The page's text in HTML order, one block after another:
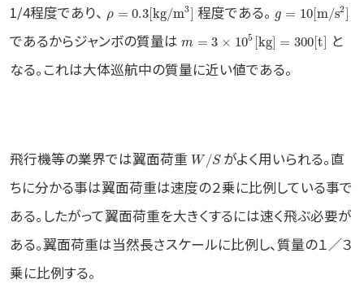
1/4程度であり、 ρ = 0.3[kg/m3] 程度である。 g = 10[m/s2]
であるからジャンボの質量は m = 3 × 105 [kg] = 300[t] と
なる。これは大体巡航中の質量に近い値である。
飛行機等の業界では翼面荷重 W/Sがよく用いられる。直
ちに分かる事は翼面荷重は速度の２乗に比例している事で
ある。したがって翼面荷重を大きくするには速く飛ぶ必要が
ある。翼面荷重は当然長さスケールに比例し、質量の１／３
乗に比例する。